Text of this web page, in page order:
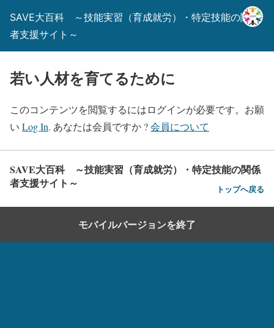
SAVE大百科 ～技能実習（育成就労）・特定技能の関係
者支援サイト～
若い人材を育てるために
このコンテンツを閲覧するにはログインが必要です。お願
い Log In. あなたは会員ですか ?会員について
SAVE大百科 ～技能実習（育成就労）・特定技能の関係
者支援サイト～
トップへ戻る
モバイルバージョンを終了